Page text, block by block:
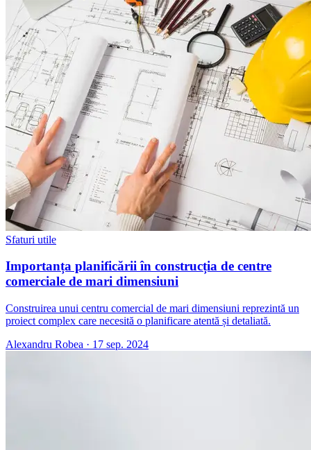
Sfaturi utile
Importanța planificării în construcția de centre
comerciale de mari dimensiuni
Construirea unui centru comercial de mari dimensiuni reprezintă un
proiect complex care necesită o planificare atentă și detaliată.
Alexandru Robea · 17 sep. 2024